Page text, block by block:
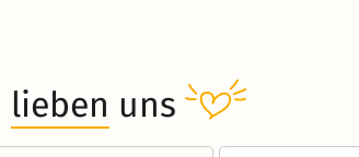
lieben uns